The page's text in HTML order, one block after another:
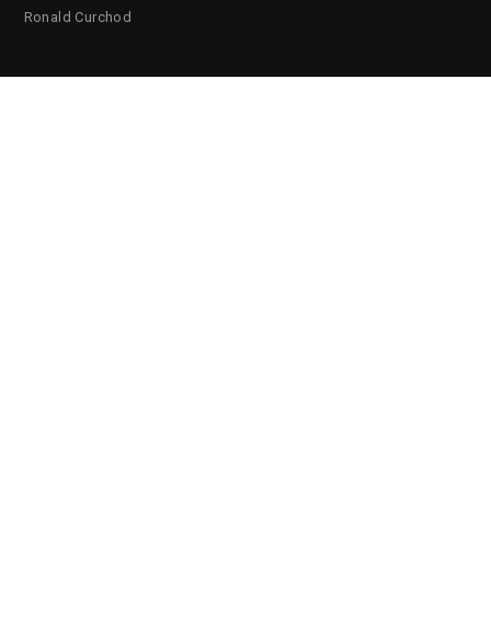
Ronald Curchod